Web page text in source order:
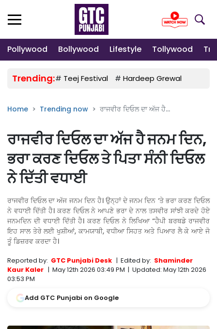
Pollywood Bollywood Lifestyle Tollywood
Trending:# Teej Festival # Hardeep Grewal
Home Trending now ਰਾਜਵੀਰ ਦਿਓਲ ਦਾ ਅੱਜ ਹੈ...
ਰਾਜਵੀਰ ਦਿਓਲ ਦਾ ਅੱਜ ਹੈ ਜਨਮ ਦਿਨ,
ਭਰਾ ਕਰਣ ਦਿਓਲ ਤੇ ਪਿਤਾ ਸੰਨੀ ਦਿਓਲ
ਨੇ ਦਿੱਤੀ ਵਧਾਈ
ਰਾਜਵੀਰ ਦਿਓਲ ਦਾ ਅੱਜ ਜਨਮ ਦਿਨ ਹੈ। ਉਨ੍ਹਾਂ ਦੇ ਜਨਮ ਦਿਨ ‘ਤੇ ਭਰਾ ਕਰਣ ਦਿਓਲ
ਨੇ ਵਧਾਈ ਦਿੱਤੀ ਹੈ। ਕਰਣ ਦਿਓਲ ਨੇ ਆਪਣੇ ਭਰਾ ਦੇ ਨਾਲ ਤਸਵੀਰ ਸਾਂਝੀ ਕਰਦੇ ਹੋਏ
ਜਨਮਦਿਨ ਦੀ ਵਧਾਈ ਦਿੱਤੀ ਹੈ। ਕਰਣ ਦਿਓਲ ਨੇ ਲਿਖਿਆ “ਹੈਪੀ ਬਰਥਡੇ ਰਾਜਵੀਰ
ਇਹ ਸਾਲ ਤੇਰੇ ਲਈ ਖੁਸ਼ੀਆਂ, ਕਾਮਯਾਬੀ, ਵਧੀਆ ਸਿਹਤ ਅਤੇ ਪਿਆਰ ਲੈ ਕੇ ਆਏ ਜੋ
ਤੂੰ ਡਿਜ਼ਰਵ ਕਰਦਾ ਹੈ।
Reported by: GTC Punjabi Desk | Edited by: Shaminder
Kaur Kaler | May 12th 2026 03:49 PM | Updated: May 12th 2026
03:53 PM
Add GTC Punjabi on Google